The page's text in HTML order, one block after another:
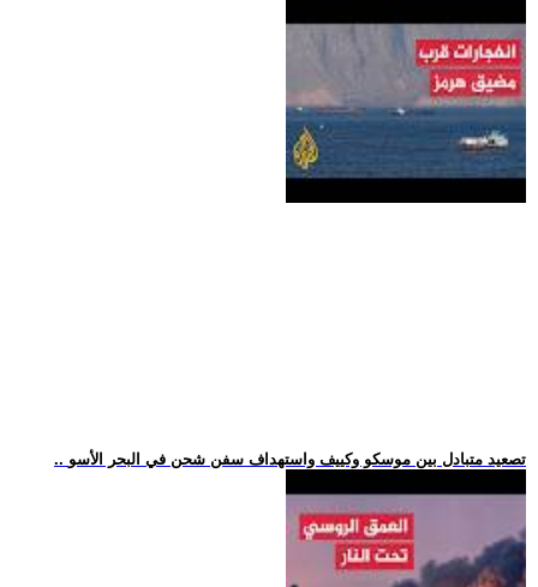
.. تصعيد متبادل بين موسكو وكييف واستهداف سفن شحن في البحر الأسو